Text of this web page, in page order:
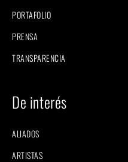
PORTAFOLIO
PRENSA
TRANSPARENCIA
De interés
ALIADOS
ARTISTAS